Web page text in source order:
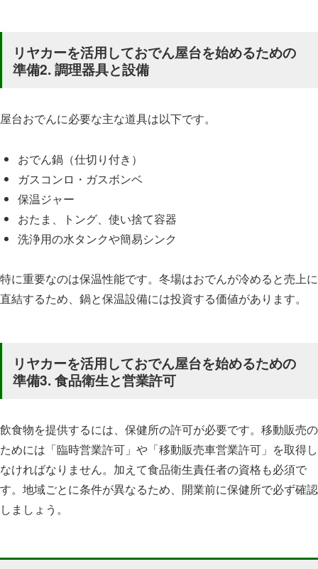
リヤカーを活用しておでん屋台を始めるための
準備2. 調理器具と設備
屋台おでんに必要な主な道具は以下です。
おでん鍋（仕切り付き）
ガスコンロ・ガスボンベ
保温ジャー
おたま、トング、使い捨て容器
洗浄用の水タンクや簡易シンク
特に重要なのは保温性能です。冬場はおでんが冷めると売上に
直結するため、鍋と保温設備には投資する価値があります。
リヤカーを活用しておでん屋台を始めるための
準備3. 食品衛生と営業許可
飲食物を提供するには、保健所の許可が必要です。移動販売の
ためには「臨時営業許可」や「移動販売車営業許可」を取得し
なければなりません。加えて食品衛生責任者の資格も必須で
す。地域ごとに条件が異なるため、開業前に保健所で必ず確認
しましょう。